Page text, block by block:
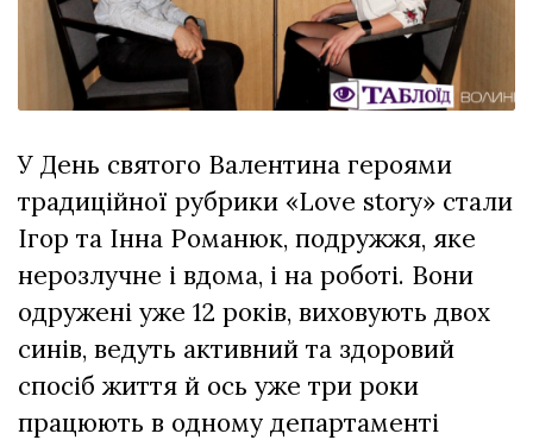
XIX
Спартакіада
VolWe...
29 Липня 2026
542 переглядів
Всі розділи
Персона
Лайф
Афіша
ZONE 18+
Контакти
Політика конфіденційності
У День святого Валентина героями
традиційної рубрики «Love story» стали
Ігор та Інна Романюк, подружжя, яке
нерозлучне і вдома, і на роботі. Вони
одружені уже 12 років, виховують двох
синів, ведуть активний та здоровий
спосіб життя й ось уже три роки
працюють в одному департаменті